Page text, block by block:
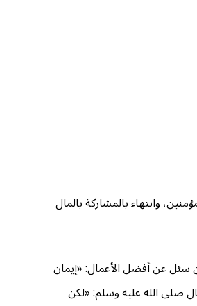
وانتهاء بالمشاركة بالمال
سئل عن أفضل الأعمال: «إيمان
صلى الله عليه وسلم: «لكن